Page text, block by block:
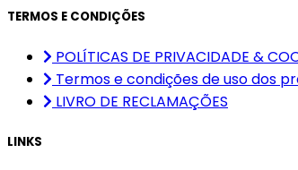
TERMOS E CONDIÇÕES
POLÍTICAS DE PRIVACIDADE &
Termos e condições de uso dos
LIVRO DE RECLAMAÇÕES
LINKS